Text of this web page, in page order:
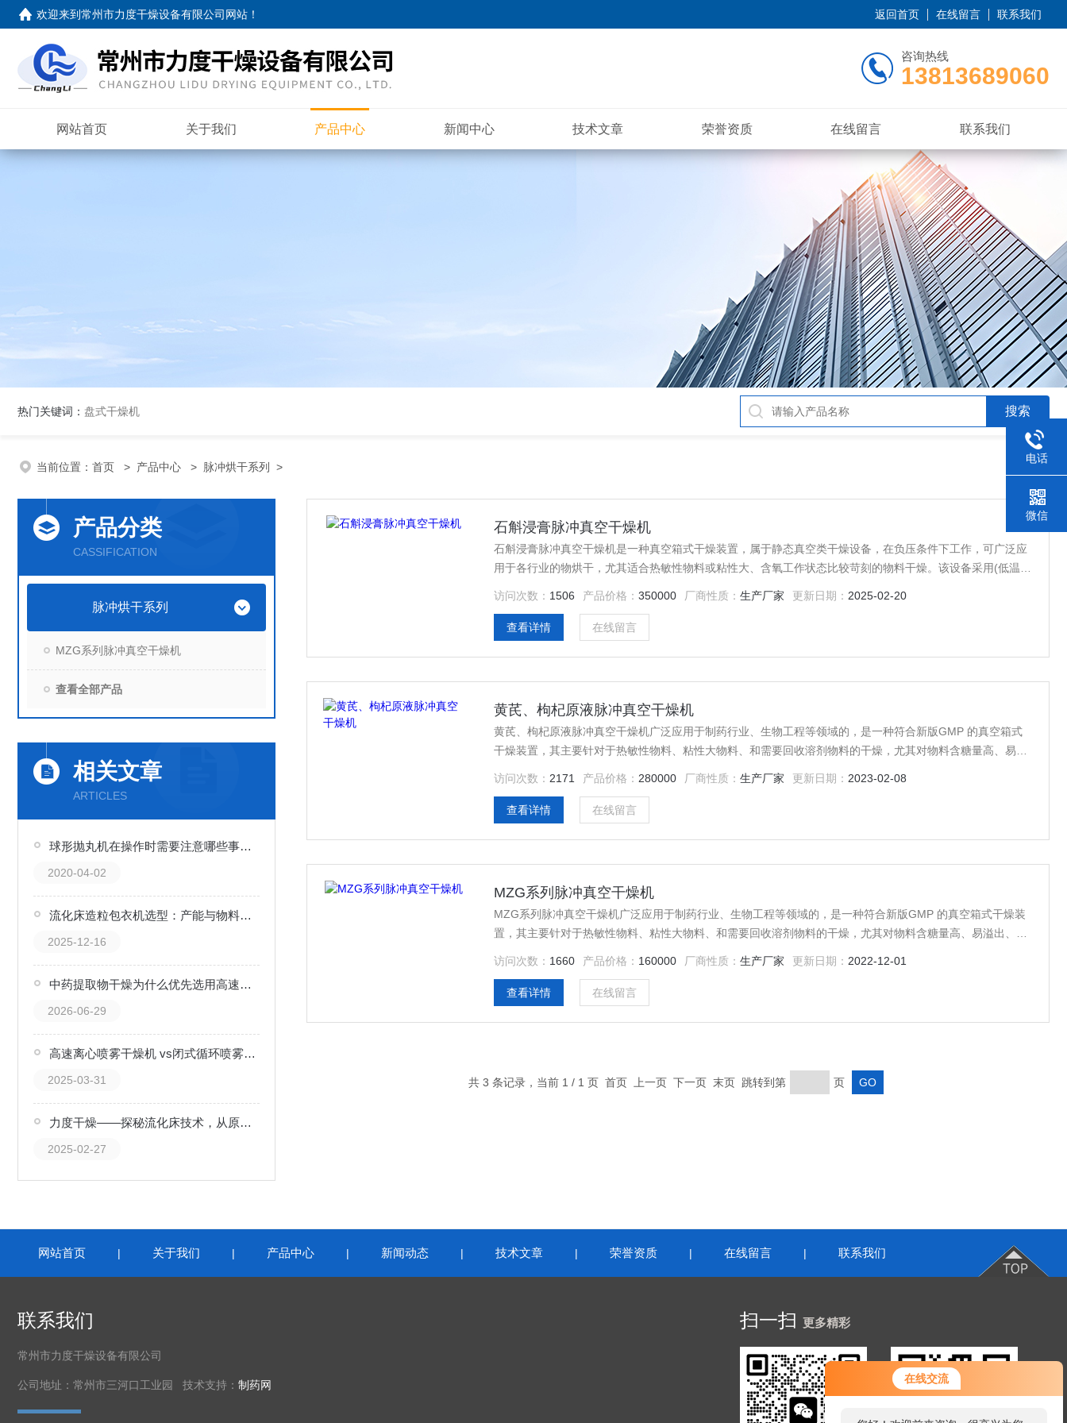
在线交流
欢迎来到常州市力度干燥设备有限公司网站 ！ 返回首页 在线留言 联系我们
咨询热线
13813689060
网站首页 关于我们 产品中心 新闻中心 技术文章 荣誉资质 在线留言 联系我们
热门关键词： 盘式干燥机
当前位置： 首页 > 产品中心 > 脉冲烘干系列 >
产品分类
CASSIFICATION
脉冲烘干系列
MZG系列脉冲真空干燥机
查看全部产品
相关文章
ARTICLES
球形抛丸机在操作时需要注意哪些事项！
2020-04-02
流化床造粒包衣机选型：产能与物料特性匹配指南
2025-12-16
中药提取物干燥为什么优先选用高速离心喷雾干燥机
2026-06-29
高速离心喷雾干燥机 vs闭式循环喷雾干燥机：选购指南与科普解析
2025-03-31
力度干燥——探秘流化床技术，从原理到应用的全解析！
2025-02-27
石斛浸膏脉冲真空干燥机
石斛浸膏脉冲真空干燥机是一种真空箱式干燥装置，属于静态真空类干燥设备，在负压条件下工作，可广泛应
用于各行业的物烘干，尤其适合热敏性物料或粘性大、含氧工作状态比较苛刻的物料干燥。该设备采用(低温)
访问次数： 1506 产品价格： 350000 厂商性质： 生产厂家 更新日期： 2025-02-20
查看详情 在线留言
黄芪、枸杞原液脉冲真空干燥机
黄芪、枸杞原液脉冲真空干燥机广泛应用于制药行业、生物工程等领域的，是一种符合新版GMP 的真空箱式
干燥装置，其主要针对于热敏性物料、粘性大物料、和需要回收溶剂物料的干燥，尤其对物料含糖量高、易溢
访问次数： 2171 产品价格： 280000 厂商性质： 生产厂家 更新日期： 2023-02-08
查看详情 在线留言
MZG系列脉冲真空干燥机
MZG系列脉冲真空干燥机广泛应用于制药行业、生物工程等领域的，是一种符合新版GMP 的真空箱式干燥装
置，其主要针对于热敏性物料、粘性大物料、和需要回收溶剂物料的干燥，尤其对物料含糖量高、易溢出、易
清洗功能。
访问次数： 1660 产品价格： 160000 厂商性质： 生产厂家 更新日期： 2022-12-01
查看详情 在线留言
共 3 条记录，当前 1 / 1 页 首页 上一页 下一页 末页 跳转到第 页
网站首页 | 关于我们 | 产品中心 | 新闻动态 | 技术文章 | 荣誉资质 | 在线留言 | 联系我们
联系我们
常州市力度干燥设备有限公司
公司地址：常州市三河口工业园 技术支持： 制药网
扫一扫 更多精彩
电话
微信